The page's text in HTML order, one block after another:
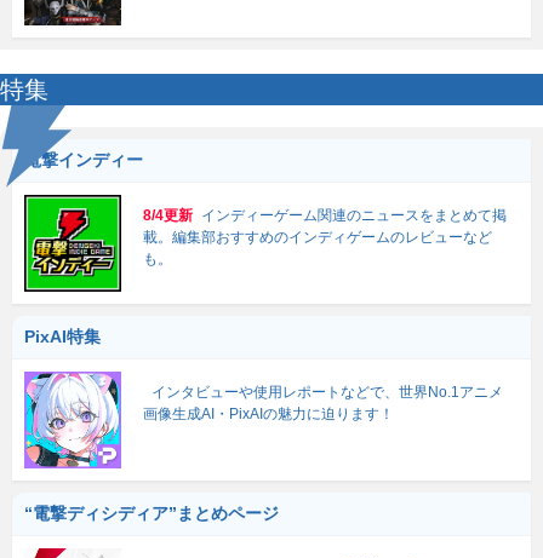
特集
電撃インディー
8/4更新 インディーゲーム関連のニュースをまとめて掲
載。編集部おすすめのインディゲームのレビューなど
も。
PixAI特集
インタビューや使用レポートなどで、世界No.1アニメ
画像生成AI・PixAIの魅力に迫ります！
“電撃ディシディア”まとめページ